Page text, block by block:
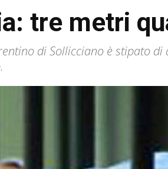
tre metri
di Sollicciano è stipato